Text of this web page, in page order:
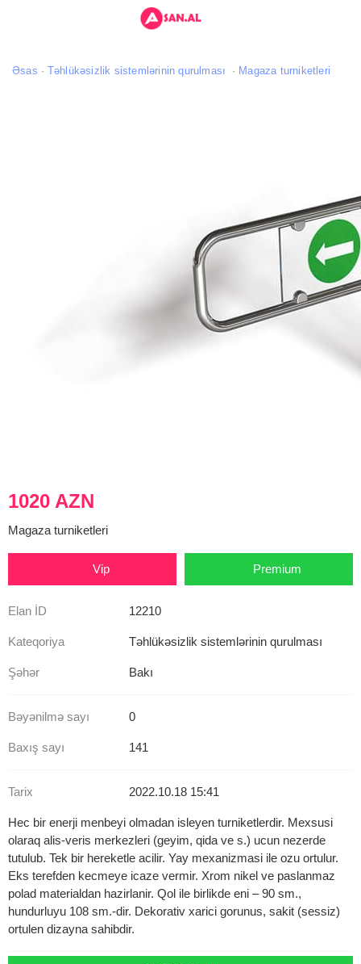
Əsas Təhlükəsizlik sistemlərinin qurulması Magaza turniketleri
1020 AZN
Magaza turniketleri
Vip Premium
Elan İD 12210
Kateqoriya Təhlükəsizlik sistemlərinin qurulması
Şəhər Bakı
Bəyənilmə sayı 0
Baxış sayı 141
Tarix 2022.10.18 15:41
Hec bir enerji menbeyi olmadan isleyen turniketlerdir. Mexsusi
olaraq alis-veris merkezleri (geyim, qida ve s.) ucun nezerde
tutulub. Tek bir hereketle acilir. Yay mexanizmasi ile ozu ortulur.
Eks terefden kecmeye icaze vermir. Xrom nikel ve paslanmaz
polad materialdan hazirlanir. Qol ile birlikde eni – 90 sm.,
hundurluyu 108 sm.-dir. Dekorativ xarici gorunus, sakit (sessiz)
ortulen dizayna sahibdir.